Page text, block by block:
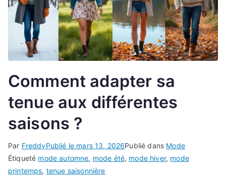
Comment adapter sa
tenue aux différentes
saisons ?
Par FreddyPublié le mars 13, 2026Publié dans Mode
Étiqueté mode automne, mode été, mode hiver, mode
printemps, tenue saisonnière